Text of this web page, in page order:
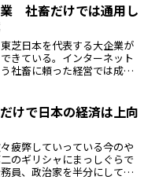
社畜だけでは通用し
芝日本を代表する大企業が
きている。インターネット
社畜に頼った経営では成り
退していると私は考えてい
エンジンが複...
けで日本の経済は上向
疲弊していっている今のや
のギリシャにまっしぐらで
員、政治家を半分にして給